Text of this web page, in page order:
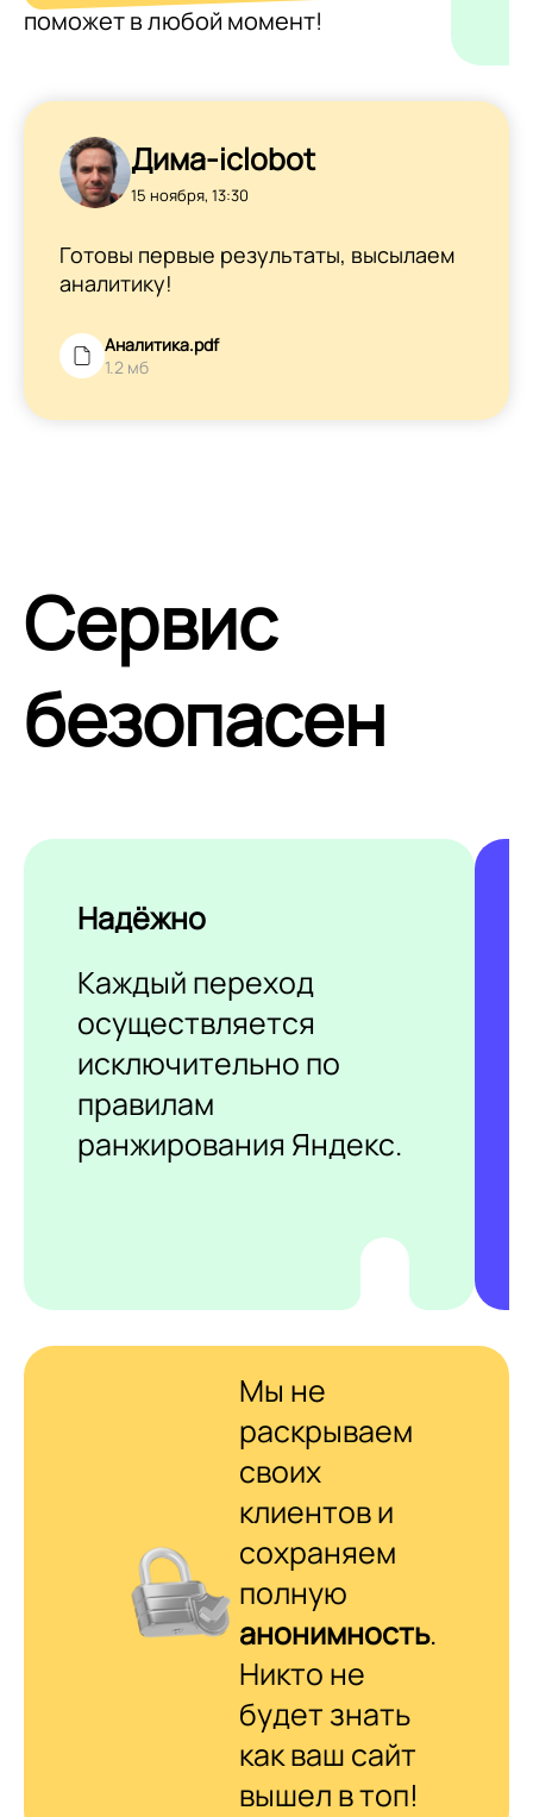
поможет в любой момент!
Дима-iclobot
15 ноября, 13:30
Готовы первые результаты, высылаем
аналитику!
Аналитика.pdf
1.2 мб
Сервис
безопасен
Надёжно
Каждый переход
осуществляется
исключительно по
правилам
ранжирования Яндекс.
Мы не
раскрываем
своих
клиентов и
сохраняем
полную
анонимность.
Никто не
будет знать
как ваш сайт
вышел в топ!